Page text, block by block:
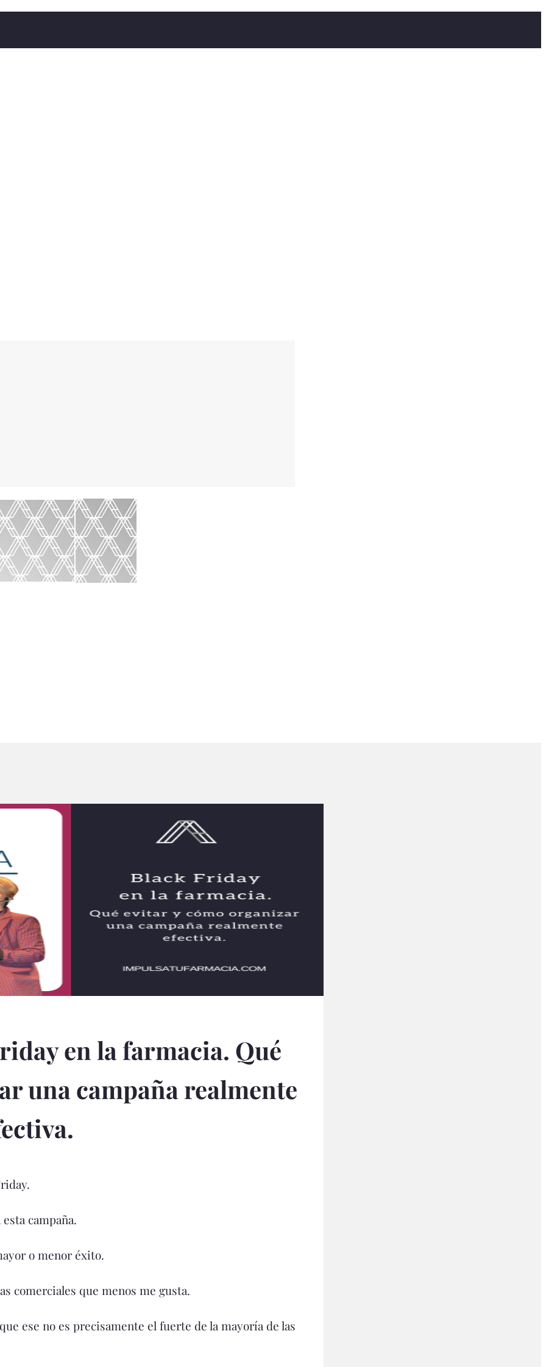
en la farmacia. Qué
una campaña realmente
campaña.
o menor éxito.
comerciales que menos me gusta.
ese no es precisamente el fuerte de la mayoría de las